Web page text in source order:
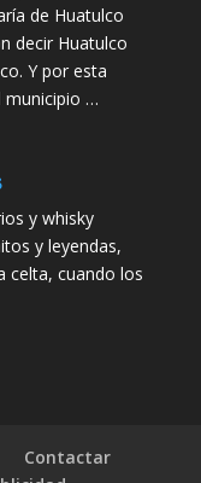
de Huatulco
decir Huatulco
Y por esta
municipio …
y whisky
y leyendas,
celta, cuando los
Contactar